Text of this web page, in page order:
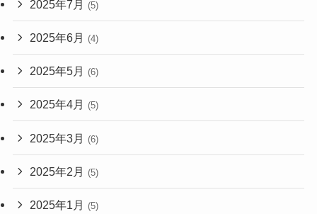
2025年7月 (5)
2025年6月 (4)
2025年5月 (6)
2025年4月 (5)
2025年3月 (6)
2025年2月 (5)
2025年1月 (5)